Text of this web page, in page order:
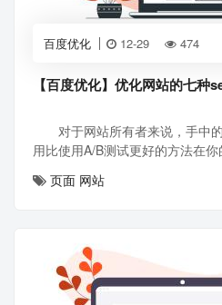
百度优化 12-29 474
【百度优化】优化网站的七种
对于网站所有者来说，手中
用比使用A/B测试更好的方法在
页面 网站